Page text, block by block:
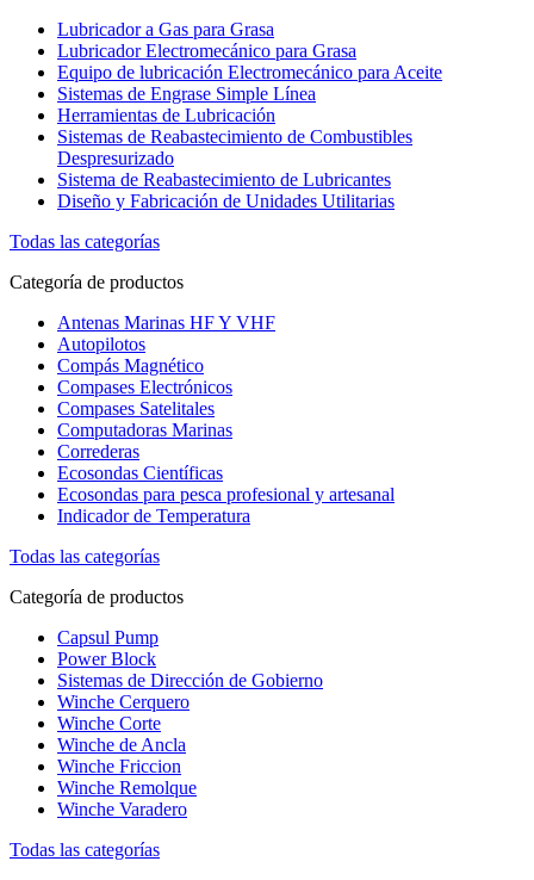
Lubricador a Gas para Grasa
Lubricador Electromecánico para Grasa
Equipo de lubricación Electromecánico para Aceite
Sistemas de Engrase Simple Línea
Herramientas de Lubricación
Sistemas de Reabastecimiento de Combustibles
Despresurizado
Sistema de Reabastecimiento de Lubricantes
Diseño y Fabricación de Unidades Utilitarias
Todas las categorías
Categoría de productos
Antenas Marinas HF Y VHF
Autopilotos
Compás Magnético
Compases Electrónicos
Compases Satelitales
Computadoras Marinas
Correderas
Ecosondas Científicas
Ecosondas para pesca profesional y artesanal
Indicador de Temperatura
Todas las categorías
Categoría de productos
Capsul Pump
Power Block
Sistemas de Dirección de Gobierno
Winche Cerquero
Winche Corte
Winche de Ancla
Winche Friccion
Winche Remolque
Winche Varadero
Todas las categorías